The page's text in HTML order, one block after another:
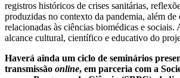
registros históricos de crises sanitárias,
produzidas no contexto da pandemia, além de
relacionadas às ciências biomédicas e sociais.
alcance cultural, científico e educativo do
Haverá ainda um ciclo de seminários
transmissão online, em parceria com a